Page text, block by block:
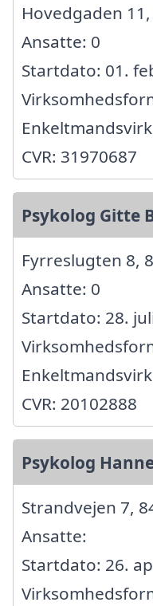
Hovedgaden
Ansatte: 0
Startdato: 01.
CVR: 31970687
Psykolog Gitte
Fyrreslugten 8,
Ansatte: 0
Startdato: 28.
CVR: 20102888
Psykolog
Strandvejen 7,
Ansatte:
Startdato: 26.